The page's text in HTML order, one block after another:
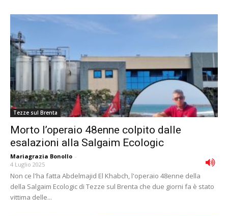
Tezze sul Brenta
Morto l’operaio 48enne colpito dalle
esalazioni alla Salgaim Ecologic
Mariagrazia Bonollo -
4 Luglio 2025
Non ce l'ha fatta Abdelmajid El Khabch, l'operaio 48enne della
della Salgaim Ecologic di Tezze sul Brenta che due giorni fa è stato
vittima delle...